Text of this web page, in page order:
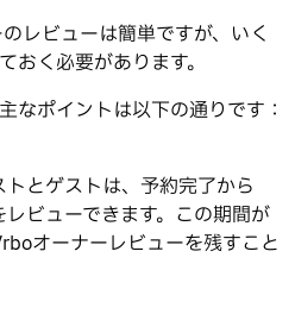
レビューは簡単ですが、いく
おく必要があります。
なポイントは以下の通りです：
トとゲストは、予約完了から
ビューできます。この期間が
オーナーレビューを残すこと